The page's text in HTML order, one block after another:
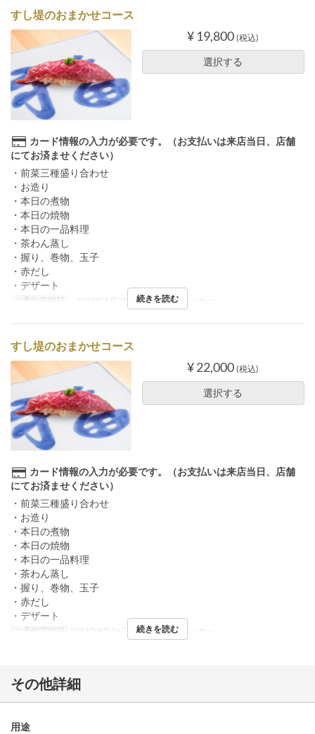
すし堤のおまかせコース
¥ 19,800 (税込)
選択する
カード情報の入力が必要です。（お支払いは来店当日、店舗
にてお済ませください）
・前菜三種盛り合わせ
・お造り
・本日の煮物
・本日の焼物
・本日の一品料理
・茶わん蒸し
・握り、巻物、玉子
・赤だし
・デザート
ご予約可能日 ~ 2024年8月25日 食事時間
続きを読む
すし堤のおまかせコース
¥ 22,000 (税込)
選択する
カード情報の入力が必要です。（お支払いは来店当日、店舗
にてお済ませください）
・前菜三種盛り合わせ
・お造り
・本日の煮物
・本日の焼物
・本日の一品料理
・茶わん蒸し
・握り、巻物、玉子
・赤だし
・デザート
ご予約可能日 2024年8月26日 ~ 食事時間
続きを読む
その他詳細
用途